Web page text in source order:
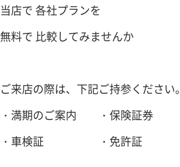
当店で 各社プランを
無料で 比較してみませんか
ご来店の際は、下記ご持参ください。
・満期のご案内 ・保険証券
・車検証 ・免許証